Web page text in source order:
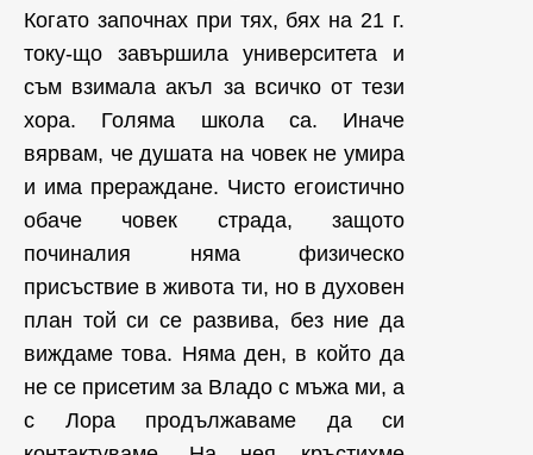
Когато започнах при тях, бях на 21 г.
току-що завършила университета и
съм взимала акъл за всичко от тези
хора. Голяма школа са. Иначе
вярвам, че душата на човек не умира
и има прераждане. Чисто егоистично
обаче човек страда, защото
починалия няма физическо
присъствие в живота ти, но в духовен
план той си се развива, без ние да
виждаме това. Няма ден, в който да
не се присетим за Владо с мъжа ми, а
с Лора продължаваме да си